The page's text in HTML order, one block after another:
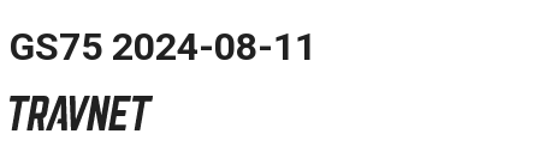
GS75 2024-08-11